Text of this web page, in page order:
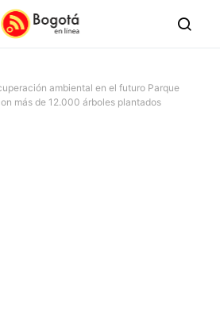
ambiental en el futuro Parque
más de 12.000 árboles plantados